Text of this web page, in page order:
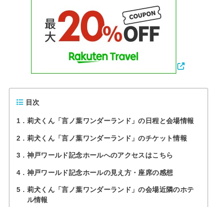
目次
1 莉犬くん「言ノ葉ワンダーランド」の日程と会場情報
2 莉犬くん「言ノ葉ワンダーランド」のチケット情報
3 神戸ワールド記念ホールへのアクセスはこちら
4 神戸ワールド記念ホールの見え方・座席の感想
5
莉犬くん「言ノ葉ワンダーランド」の会場近隣のホテ
ル情報